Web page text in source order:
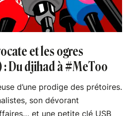
et les ogres
: Du djihad à #MeToo
d’une prodige des prétoires.
son dévorant
et une petite clé USB